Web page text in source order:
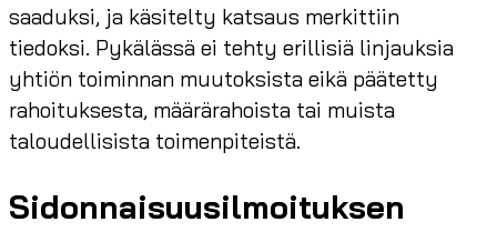
saaduksi, ja käsitelty katsaus merkittiin
tiedoksi. Pykälässä ei tehty erillisiä linjauksia
yhtiön toiminnan muutoksista eikä päätetty
rahoituksesta, määrärahoista tai muista
taloudellisista toimenpiteistä.
Sidonnaisuusilmoituksen